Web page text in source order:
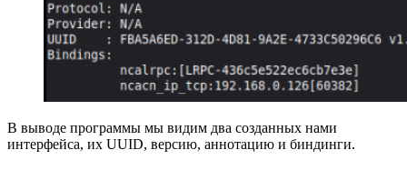
В выводе программы мы видим два созданных нами
интерфейса, их UUID, версию, аннотацию и биндинги.